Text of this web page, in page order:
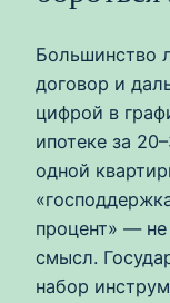
Большинство
договор и
цифрой в
ипотеке за
одной
процент» —
смысл.
набор